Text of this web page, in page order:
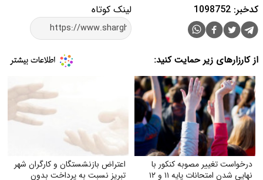
لینک کوتاه کدخبر: 1098752
از کارزارهای زیر حمایت کنید:
درخواست تغییر مصوبه کنکور با
نهایی شدن امتحانات پایه ۱۱ و ۱۲
اعتراض بازنشستگان و کارگران شهر
تبریز نسبت به پرداخت بدون